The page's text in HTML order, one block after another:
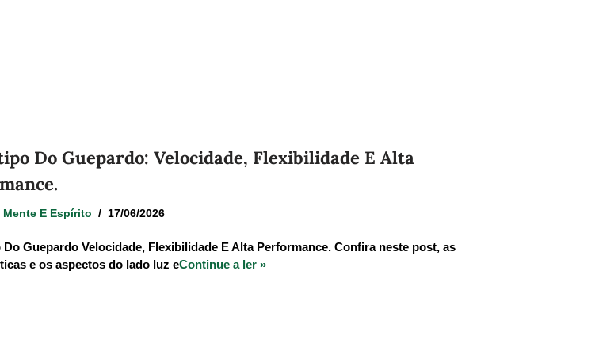
Do Guepardo: Velocidade, Flexibilidade E Alta
Mente E Espírito 17/06/2026
Guepardo Velocidade, Flexibilidade E Alta Performance. Confira neste post, as
e os aspectos do lado luz eContinue a ler »